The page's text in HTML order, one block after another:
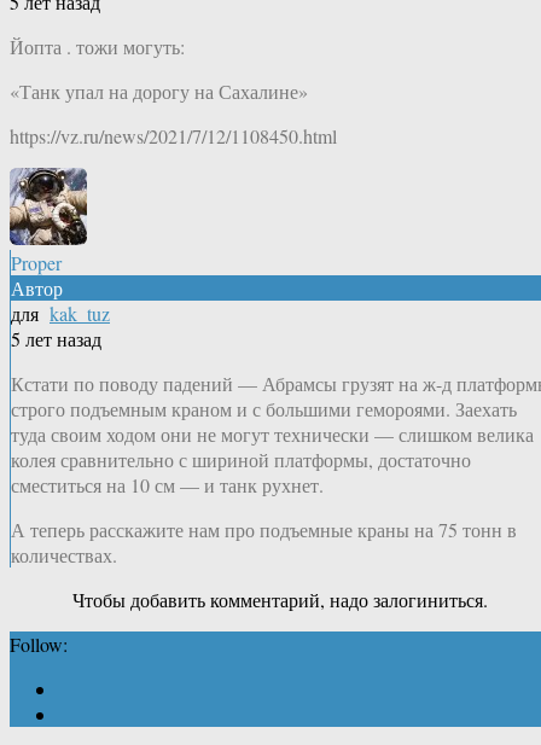
Йопта . тожи могуть:
«Танк упал на дорогу на Сахалине»
https://vz.ru/news/2021/7/12/1108450.html
Proper
Автор
для kak_tuz
5 лет назад
Кстати по поводу падений — Абрамсы грузят на ж-д
строго подъемным краном и с большими гемороями. Заехать
туда своим ходом они не могут технически — слишком велика
колея сравнительно с шириной платформы, достаточно
сместиться на 10 см — и танк рухнет.
А теперь расскажите нам про подъемные краны на 75 тонн в
количествах.
Чтобы добавить комментарий, надо залогиниться.
Follow: